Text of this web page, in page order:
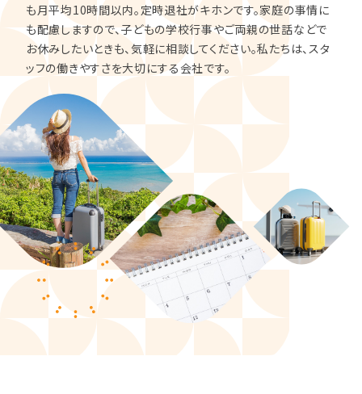
も月平均10時間以内。定時退社がキホンです。家庭の事情に
も配慮しますので、子どもの学校行事やご両親の世話などで
お休みしたいときも、気軽に相談してください。私たちは、スタ
ッフの働きやすさを大切にする会社です。